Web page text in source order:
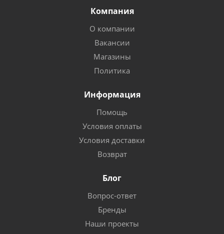
Компания
О компании
Вакансии
Магазины
Политика
Информация
Помощь
Условия оплаты
Условия доставки
Возврат
Блог
Вопрос-ответ
Бренды
Наши проекты